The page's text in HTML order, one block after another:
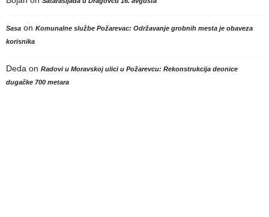
Sasa on Komunalne službe Požarevac: Održavanje grobnih mesta je obaveza
korisnika
Deda on Radovi u Moravskoj ulici u Požarevcu: Rekonstrukcija deonice
dugačke 700 metara